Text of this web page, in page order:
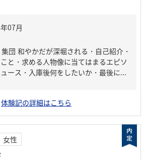
和やかだが深堀される・自己紹介・
と・求める人物像に当てはまるエピソ
ース・入庫後何をしたいか・最後に...
体験記の詳細はこちら
女性